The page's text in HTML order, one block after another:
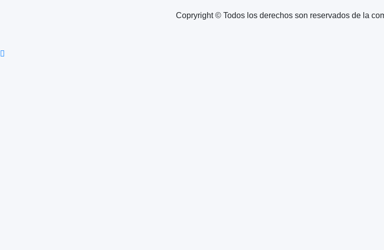
Copryright © Todos los derechos son reservados de la